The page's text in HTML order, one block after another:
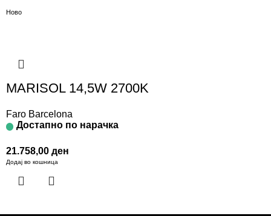
Ново
MARISOL 14,5W 2700K
Faro Barcelona
Достапно по нарачка
21.758,00 ден
Додај во кошница